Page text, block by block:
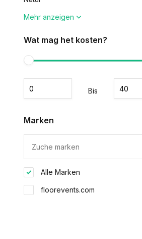
Mehr anzeigen
Wat mag het kosten?
Bis
Marken
Alle Marken
floorevents.com